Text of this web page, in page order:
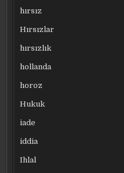
hırsız
Hırsızlar
hırsızlık
hollanda
horoz
Hukuk
iade
iddia
Ihlal